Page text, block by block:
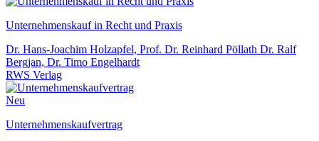
Unternehmenskauf in Recht und Praxis
Dr. Hans-Joachim Holzapfel, Prof. Dr. Reinhard Pöllath Dr. Ralf
Bergjan, Dr. Timo Engelhardt
RWS Verlag
Neu
Unternehmenskaufvertrag